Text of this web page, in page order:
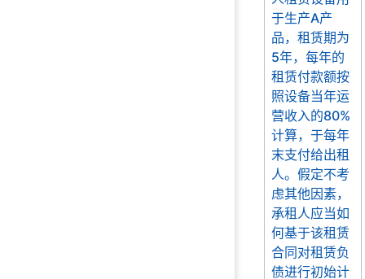
于生产A产
品，租赁期为
5年，每年的
租赁付款额按
照设备当年运
营收入的80%
计算，于每年
末支付给出租
人。假定不考
虑其他因素，
承租人应当如
何基于该租赁
合同对租赁负
债进行初始计